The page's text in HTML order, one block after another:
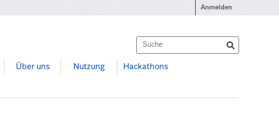
Anmelden
Über uns Nutzung Hackathons